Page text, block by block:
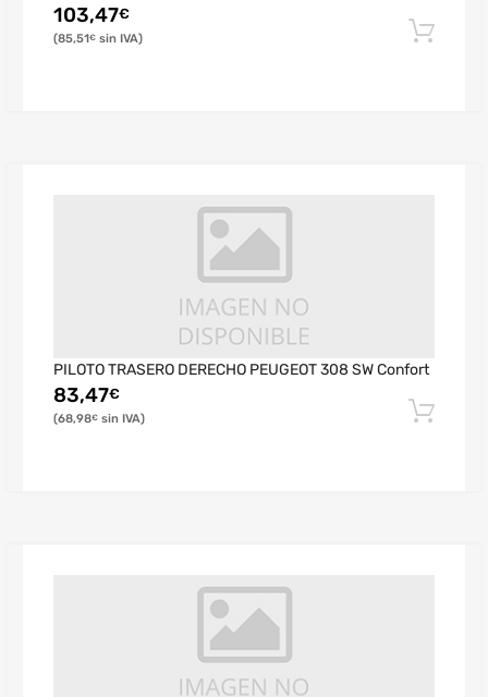
103,47€
85,51€
PILOTO TRASERO DERECHO PEUGEOT 308 SW Confort
83,47€
68,98€